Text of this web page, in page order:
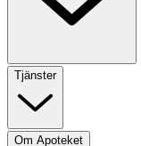
Tjänster
Om Apoteket